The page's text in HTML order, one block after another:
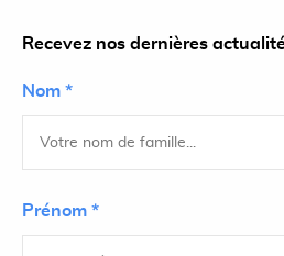
Recevez nos dernières
Nom *
Prénom *